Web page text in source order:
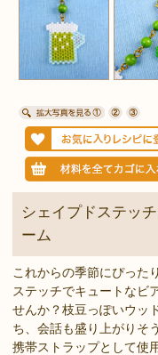
シェイプドステッ
ーム
これからの季節にぴった
ステッチでキュートなビ
せんか？枝豆っぽいウッ
ち、会話も盛り上がりそ
携帯ストラップとして使